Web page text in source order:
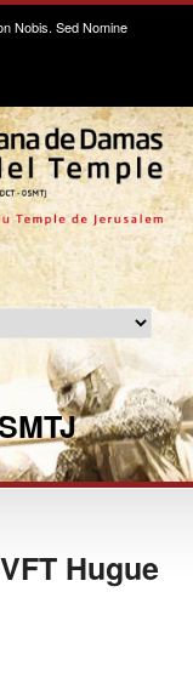
Nobis. Sed Nomine
Hugue